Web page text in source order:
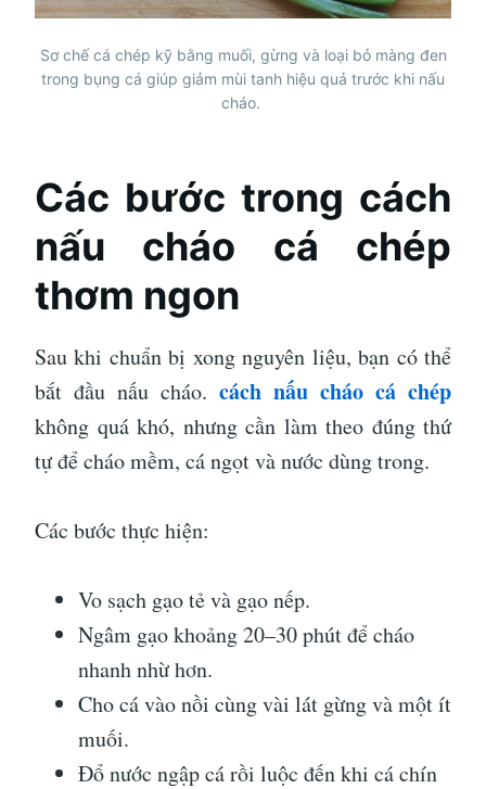
Sơ chế cá chép kỹ bằng muối, gừng và loại bỏ màng đen
trong bụng cá giúp giảm mùi tanh hiệu quả trước khi nấu
cháo.
Các bước trong cách
nấu cháo cá chép
thơm ngon
Sau khi chuẩn bị xong nguyên liệu, bạn có thể
bắt đầu nấu cháo. cách nấu cháo cá chép
không quá khó, nhưng cần làm theo đúng thứ
tự để cháo mềm, cá ngọt và nước dùng trong.
Các bước thực hiện:
Vo sạch gạo tẻ và gạo nếp.
Ngâm gạo khoảng 20–30 phút để cháo
nhanh nhừ hơn.
Cho cá vào nồi cùng vài lát gừng và một ít
muối.
Đổ nước ngập cá rồi luộc đến khi cá chín